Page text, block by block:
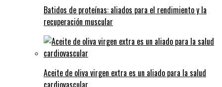
Batidos de proteínas: aliados para el rendimiento y la
recuperación muscular
Aceite de oliva virgen extra es un aliado para la salud